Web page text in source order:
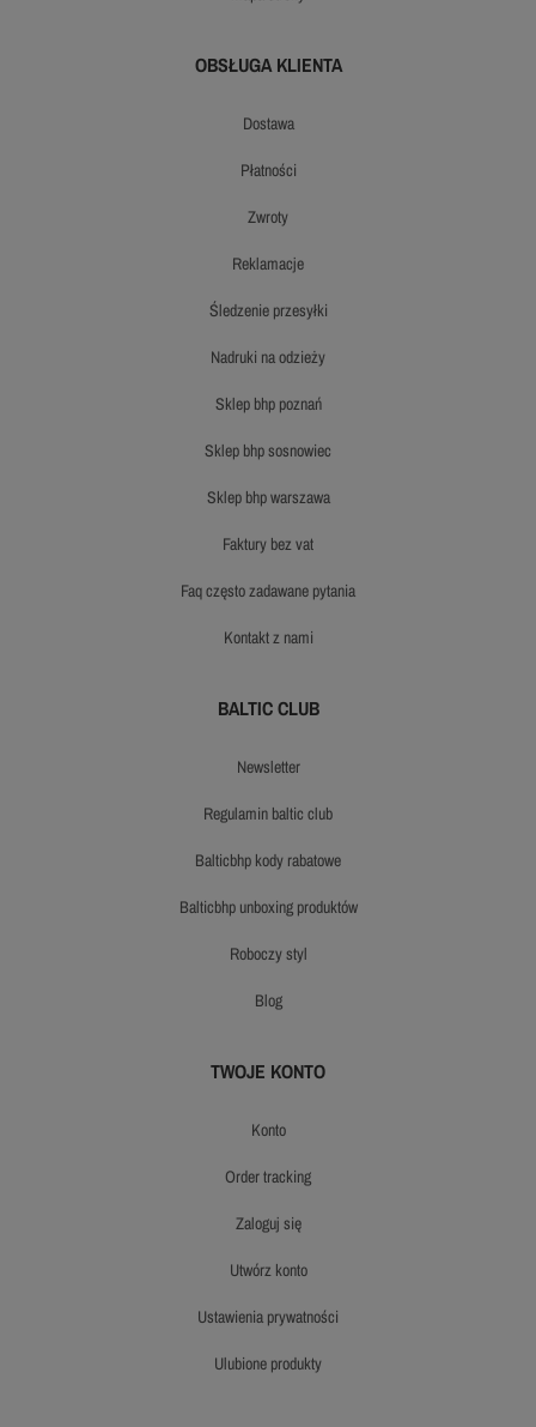
OBSŁUGA KLIENTA
dostawa
płatności
zwroty
reklamacje
śledzenie przesyłki
nadruki na odzieży
sklep bhp poznań
sklep bhp sosnowiec
sklep bhp warszawa
faktury bez vat
faq często zadawane pytania
kontakt z nami
BALTIC CLUB
newsletter
regulamin baltic club
balticbhp kody rabatowe
balticbhp unboxing produktów
roboczy styl
blog
TWOJE KONTO
konto
order tracking
zaloguj się
utwórz konto
ustawienia prywatności
ulubione produkty